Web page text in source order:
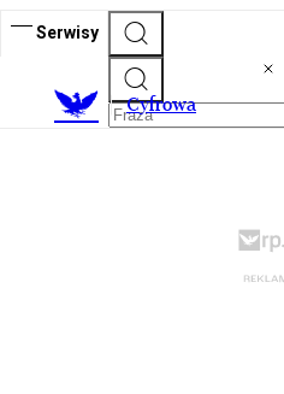
Serwisy
Cyfrowa